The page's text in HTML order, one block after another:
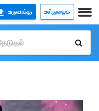
உருவாக்கு உள்நுழைக